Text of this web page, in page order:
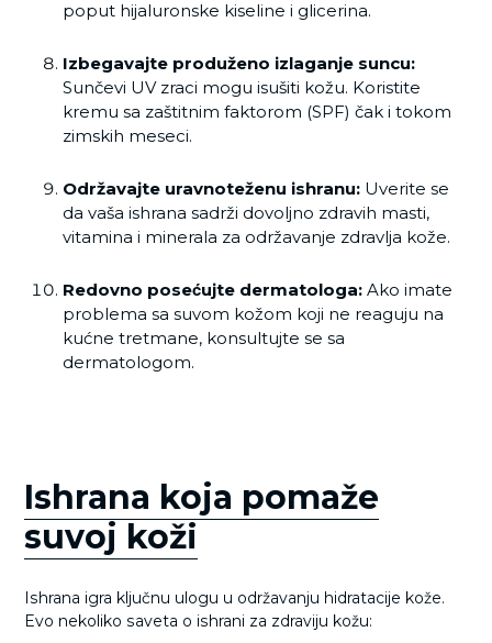
poput hijaluronske kiseline i glicerina.
Izbegavajte produženo izlaganje suncu:
Sunčevi UV zraci mogu isušiti kožu. Koristite
kremu sa zaštitnim faktorom (SPF) čak i tokom
zimskih meseci.
Održavajte uravnoteženu ishranu: Uverite se
da vaša ishrana sadrži dovoljno zdravih masti,
vitamina i minerala za održavanje zdravlja kože.
Redovno posećujte dermatologa: Ako imate
problema sa suvom kožom koji ne reaguju na
kućne tretmane, konsultujte se sa
dermatologom.
Ishrana koja pomaže
suvoj koži
Ishrana igra ključnu ulogu u održavanju hidratacije kože.
Evo nekoliko saveta o ishrani za zdraviju kožu: